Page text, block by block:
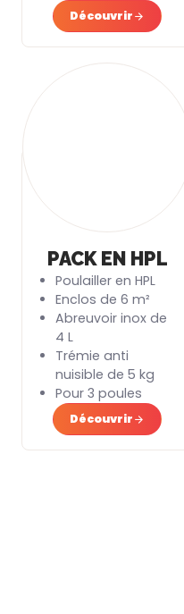
Découvrir
PACK EN HPL
Poulailler en HPL
Enclos de 6 m²
Abreuvoir inox de
4 L
Trémie anti
nuisible de 5 kg
Pour 3 poules
Découvrir